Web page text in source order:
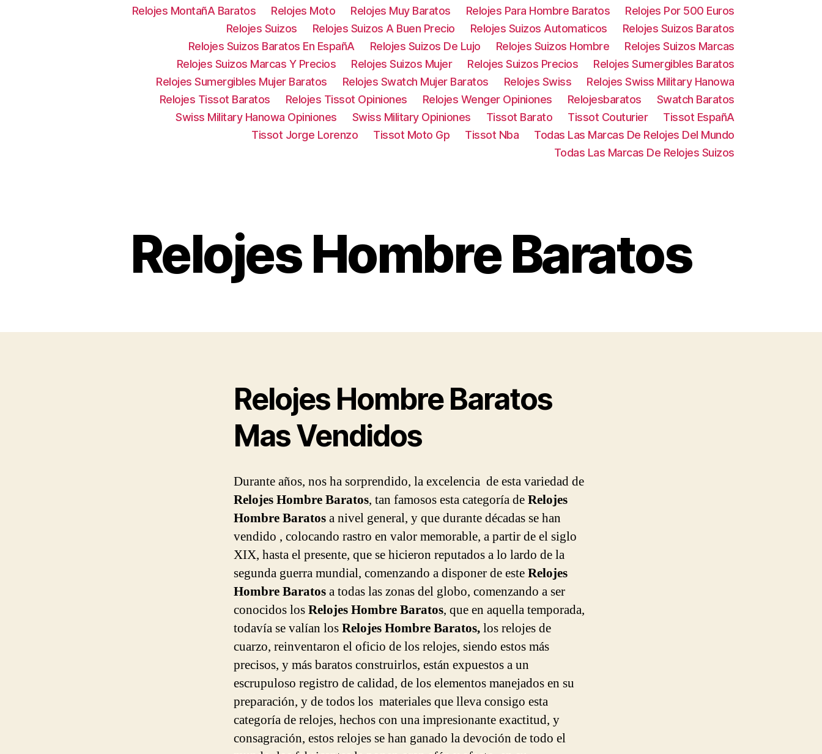
Relojes MontañA Baratos
Relojes Moto Relojes Muy Baratos Relojes Para Hombre Baratos
Relojes Por 500 Euros
Relojes Suizos
Relojes Suizos A Buen Precio Relojes Suizos Automaticos
Relojes Suizos Baratos
Relojes Suizos Baratos En EspañA
Relojes Suizos De Lujo Relojes Suizos Hombre
Relojes Suizos Marcas
Relojes Suizos Marcas Y Precios
Relojes Suizos Mujer Relojes Suizos Precios
Relojes Sumergibles Baratos
Relojes Sumergibles Mujer Baratos
Relojes Swatch Mujer Baratos Relojes Swiss
Relojes Swiss Military Hanowa
Relojes Tissot Baratos
Relojes Tissot Opiniones Relojes Wenger Opiniones Relojesbaratos
Swatch Baratos
Swiss Military Hanowa Opiniones
Swiss Military Opiniones Tissot Barato Tissot Couturier
Tissot EspañA
Tissot Jorge Lorenzo
Tissot Moto Gp Tissot Nba
Todas Las Marcas De Relojes Del Mundo
Todas Las Marcas De Relojes Suizos
Relojes Hombre Baratos
Relojes Hombre Baratos
Mas Vendidos
Durante años, nos ha sorprendido, la excelencia de esta variedad de
Relojes Hombre Baratos, tan famosos esta categoría deRelojes
Hombre Baratosa nivel general, y que durante décadas se han
vendido , colocando rastro en valor memorable, a partir de el siglo
XIX, hasta el presente, que se hicieron reputados a lo lardo de la
segunda guerra mundial, comenzando a disponer de esteRelojes
Hombre Baratosa todas las zonas del globo, comenzando a ser
conocidos losRelojes Hombre Baratos, que en aquella temporada,
todavía se valían losRelojes Hombre Baratos,los relojes de
cuarzo, reinventaron el oficio de los relojes, siendo estos más
precisos, y más baratos construirlos, están expuestos a un
escrupuloso registro de calidad, de los elementos manejados en su
preparación, y de todos los materiales que lleva consigo esta
categoría de relojes, hechos con una impresionante exactitud, y
consagración, estos relojes se han ganado la devoción de todo el